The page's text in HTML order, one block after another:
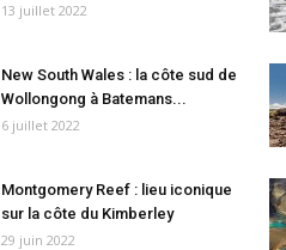
13 juillet 2022
New South Wales : la côte sud de
Wollongong à Batemans...
6 juillet 2022
Montgomery Reef : lieu iconique
sur la côte du Kimberley
29 juin 2022